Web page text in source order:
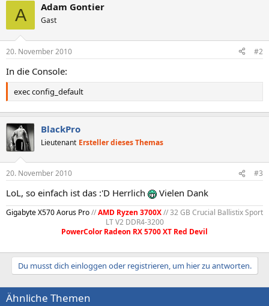
A Adam Gontier
Gast
20. November 2010 #2
In die Console:
exec config_default
BlackPro
Lieutenant Ersteller dieses Themas
20. November 2010 #3
LoL, so einfach ist das :'D Herrlich Vielen Dank
Gigabyte X570 Aorus Pro//AMD Ryzen 3700X// 32 GB Crucial Ballistix Sport
LT V2 DDR4-3200
PowerColor Radeon RX 5700 XT Red Devil
Du musst dich einloggen oder registrieren, um hier zu antworten.
Ähnliche Themen